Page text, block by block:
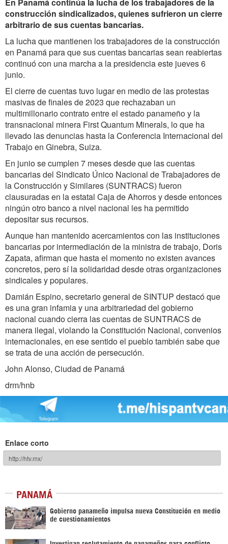
construcción sindicalizados, quienes sufrieron un cierre
arbitrario de sus cuentas bancarias.
La lucha que mantienen los trabajadores de la construcción
en Panamá para que sus cuentas bancarias sean reabiertas
continuó con una marcha a la presidencia este jueves 6
junio.
El cierre de cuentas tuvo lugar en medio de las protestas
masivas de finales de 2023 que rechazaban un
multimillonario contrato entre el estado panameño y la
transnacional minera First Quantum Minerals, lo que ha
llevado las denuncias hasta la Conferencia Internacional del
Trabajo en Ginebra, Suiza.
En junio se cumplen 7 meses desde que las cuentas
bancarias del Sindicato Único Nacional de Trabajadores de
la Construcción y Similares (SUNTRACS) fueron
clausuradas en la estatal Caja de Ahorros y desde entonces
ningún otro banco a nivel nacional les ha permitido
depositar sus recursos.
Aunque han mantenido acercamientos con las instituciones
bancarias por intermediación de la ministra de trabajo, Doris
Zapata, afirman que hasta el momento no existen avances
concretos, pero sí la solidaridad desde otras organizaciones
sindicales y populares.
Damián Espino, secretario general de SINTUP destacó que
es una gran infamia y una arbitrariedad del gobierno
nacional cuando cierra las cuentas de SUNTRACS de
manera ilegal, violando la Constitución Nacional, convenios
internacionales, en ese sentido el pueblo también sabe que
se trata de una acción de persecución.
John Alonso, Ciudad de Panamá
drm/hnb
Enlace corto
PANAMÁ
Gobierno panameño impulsa nueva Constitución en medio
de cuestionamientos
Investigan reclutamiento de panameños para conflicto